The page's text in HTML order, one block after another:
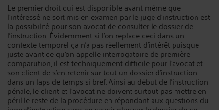
Le premier droit qui est disponible avant même que
l’intéressé ne soit mis en examen par le juge d’instruction est
la possibilité pour son avocat de consulter le dossier de
l’instruction. Évidemment si l’on replace ceci dans un
contexte temporel ça n’a pas réellement d’intérêt puisque
juste avant ce qu’on appelle interrogatoire de première
comparution, il est techniquement difficile pour l’avocat et
son client de s’entretenir sur tout un dossier d’instruction
dans un laps de temps si bref. Ainsi au début de l’instruction
pénale, le client et l’avocat ne doivent surtout pas mettre en
péril le reste de la procédure en répondant aux questions du